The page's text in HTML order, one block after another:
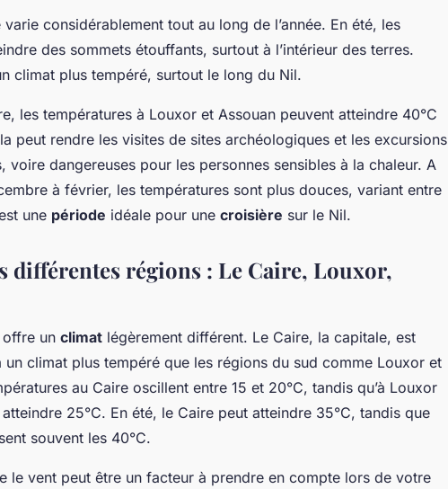
considérablement tout au long de l’année. En été, les
des sommets étouffants, surtout à l’intérieur des terres.
climat plus tempéré, surtout le long du Nil.
les températures à Louxor et Assouan peuvent atteindre 40°C
peut rendre les visites de sites archéologiques et les excursions
voire dangereuses pour les personnes sensibles à la chaleur. A
à février, les températures sont plus douces, variant entre
une période idéale pour une croisière sur le Nil.
différentes régions : Le Caire, Louxor,
un climat légèrement différent. Le Caire, la capitale, est
climat plus tempéré que les régions du sud comme Louxor et
au Caire oscillent entre 15 et 20°C, tandis qu’à Louxor
25°C. En été, le Caire peut atteindre 35°C, tandis que
souvent les 40°C.
le vent peut être un facteur à prendre en compte lors de votre